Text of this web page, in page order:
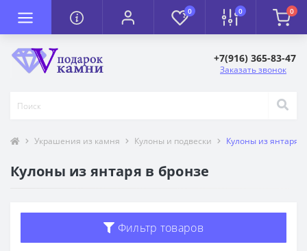
0 0 0
+7(916) 365-83-47
Заказать звонок
Украшения из камня Кулоны и подвески Кулоны из янтаря
Кулоны из янтаря в бронзе
Фильтр товаров